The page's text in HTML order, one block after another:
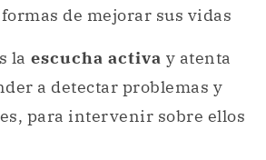
de mejorar sus vidas
la escucha activa y atenta
a detectar problemas y
para intervenir sobre ellos